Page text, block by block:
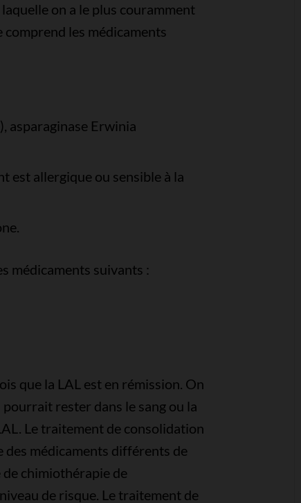
on a le plus couramment
les médicaments
asparaginase Erwinia
est allergique ou sensible à la
médicaments suivants :
que la LAL est en rémission. On
rester dans le sang ou la
Le traitement de consolidation
des médicaments différents de
chimiothérapie de
de risque. Le traitement de